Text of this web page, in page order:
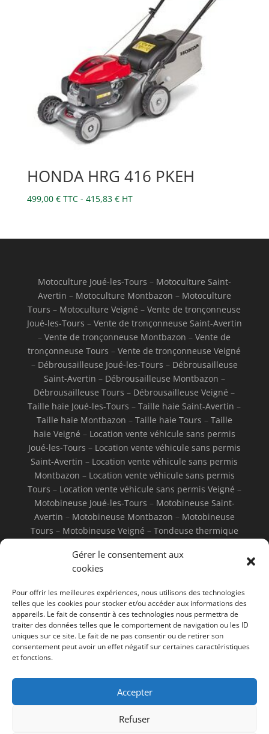
Gérer le consentement aux
cookies
Pour offrir les meilleures expériences, nous utilisons des technologies
telles que les cookies pour stocker et/ou accéder aux informations des
appareils. Le fait de consentir à ces technologies nous permettra de
traiter des données telles que le comportement de navigation ou les ID
uniques sur ce site. Le fait de ne pas consentir ou de retirer son
consentement peut avoir un effet négatif sur certaines caractéristiques
et fonctions.
Accepter
Refuser
HONDA HRG 416 PKEH
499,00 € TTC - 415,83 €HT
Motoculture Joué-les-Tours – Motoculture Saint-
Avertin – Motoculture Montbazon – Motoculture
Tours – Motoculture Veigné –Vente de tronçonneuse
Joué-les-Tours – Vente de tronçonneuse Saint-Avertin
–Vente de tronçonneuse Montbazon –Vente de
tronçonneuse Tours –Vente de tronçonneuse Veigné
– Débrousailleuse Joué-les-Tours – Débrousailleuse
Saint-Avertin – Débrousailleuse Montbazon –
Débrousailleuse Tours – Débrousailleuse Veigné –
Taille haie Joué-les-Tours –Taille haie Saint-Avertin –
Taille haie Montbazon – Taille haie Tours – Taille
haie Veigné – Location vente véhicule sans permis
Joué-les-Tours – Location vente véhicule sans permis
Saint-Avertin – Location vente véhicule sans permis
Montbazon – Location vente véhicule sans permis
Tours – Location vente véhicule sans permis Veigné –
Motobineuse Joué-les-Tours – Motobineuse Saint-
Avertin – Motobineuse Montbazon – Motobineuse
Tours – Motobineuse Veigné – Tondeuse thermique
Tondeuse thermique Montbazon–
thermique Tours
électrique Saint-Avertin–Tondeuse électrique
Montbazon–Tondeuse électrique Tours–Tondeuse
électrique Veigné
Mentions Légales